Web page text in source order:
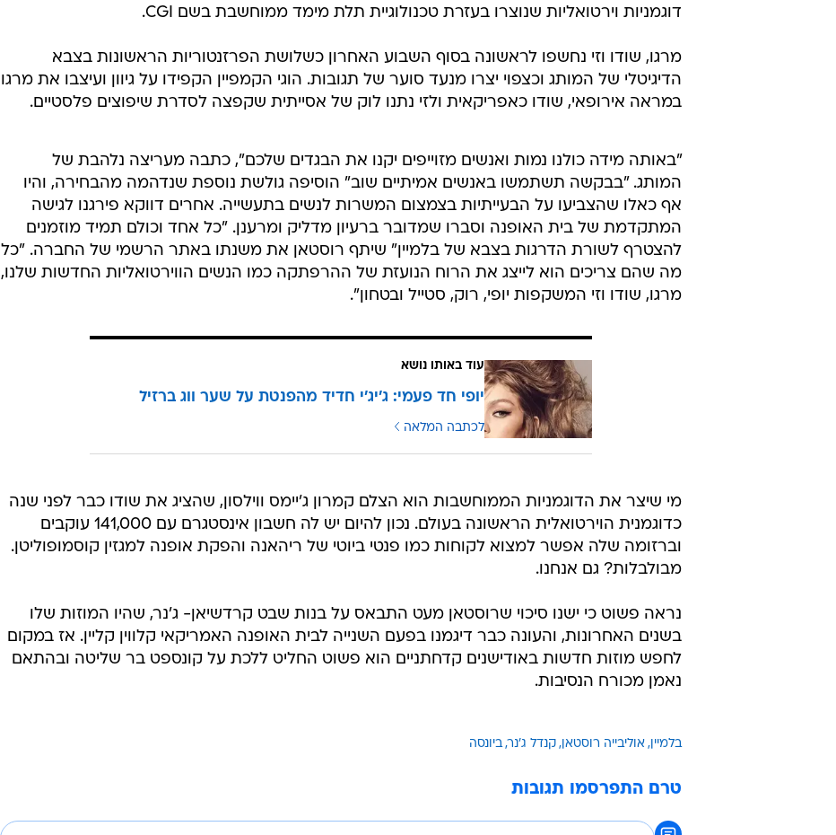
דוגמניות וירטואליות שנוצרו בעזרת טכנולוגיית תלת מימד ממוחשבת בשם CGI.
מרגו, שודו וזי נחשפו לראשונה בסוף השבוע האחרון כשלושת הפרזנטוריות הראשונות בצבא
הדיגיטלי של המותג וכצפוי יצרו מנעד סוער של תגובות. הוגי הקמפיין הקפידו על גיוון ועיצבו את מרגו
במראה אירופאי, שודו כאפריקאית ולזי נתנו לוק של אסייתית שקפצה לסדרת שיפוצים פלסטיים.
"באותה מידה כולנו נמות ואנשים מזוייפים יקנו את הבגדים שלכם", כתבה מעריצה נלהבת של
המותג. "בבקשה תשתמשו באנשים אמיתיים שוב" הוסיפה גולשת נוספת שנדהמה מהבחירה, והיו
אף כאלו שהצביעו על הבעייתיות בצמצום המשרות לנשים בתעשייה. אחרים דווקא פירגנו לגישה
המתקדמת של בית האופנה וסברו שמדובר ברעיון מדליק ומרענן. "כל אחד וכולם תמיד מוזמנים
להצטרף לשורת הדרגות בצבא של בלמיין" שיתף רוסטאן את משנתו באתר הרשמי של החברה. "כל
מה שהם צריכים הוא לייצג את הרוח הנועזת של ההרפתקה כמו הנשים הווירטואליות החדשות שלנו,
מרגו, שודו וזי המשקפות יופי, רוק, סטייל ובטחון".
עוד באותו נושא
יופי חד פעמי: ג'יג'י חדיד מהפנטת על שער ווג ברזיל
לכתבה המלאה
מי שיצר את הדוגמניות הממוחשבות הוא הצלם קמרון ג'יימס ווילסון, שהציג את שודו כבר לפני שנה
כדוגמנית הוירטואלית הראשונה בעולם. נכון להיום יש לה חשבון אינסטגרם עם 141,000 עוקבים
וברזומה שלה אפשר למצוא לקוחות כמו פנטי ביוטי של ריהאנה והפקת אופנה למגזין קוסמופוליטן.
מבולבלות? גם אנחנו.
נראה פשוט כי ישנו סיכוי שרוסטאן מעט התבאס על בנות שבט קרדשיאן- ג'נר, שהיו המוזות שלו
בשנים האחרונות, והעונה כבר דיגמנו בפעם השנייה לבית האופנה האמריקאי קלווין קליין. אז במקום
לחפש מוזות חדשות באודישנים קדחתניים הוא פשוט החליט ללכת על קונספט בר שליטה ובהתאם
נאמן מכורח הנסיבות.
בלמיין אוליבייה רוסטאן קנדל ג'נר ביונסה
טרם התפרסמו תגובות